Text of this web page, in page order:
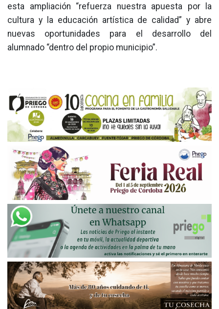
esta ampliación “refuerza nuestra apuesta por la
cultura y la educación artística de calidad” y abre
nuevas oportunidades para el desarrollo del
alumnado “dentro del propio municipio”.